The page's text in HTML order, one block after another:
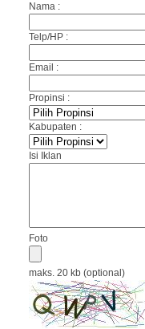
Nama :
Telp/HP :
Email :
Propinsi :
Kabupaten :
Isi Iklan
Foto
maks. 20 kb (optional)